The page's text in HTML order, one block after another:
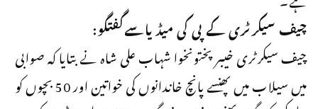
چیف سیکرٹری کے پی کی میڈیاسےگفتگو:
چیف سیکرٹری خیبر پختونخوا شہاب علی شاہ نے بتایا کہ صوابی
میں سیلاب میں پھنسے پانچ خاندانوں کی خواتین اور 50 بچوں کو